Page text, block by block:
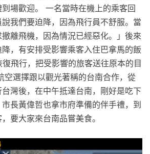
場歡迎。 一名當時在機上的乘客回
我們要迫降，因為飛行員不舒服。當
離飛機，因為情況已經惡化。」後來
，有安排受影響乘客入住巴拿馬的飯
飛行，把受影響的旅客送往原本的目
空選擇跟以觀光著稱的台南合作，從
灣後，在中午抵達台南，剛好是吃下
長黃偉哲也拿市府準備的伴手禮，到
要大家來台南品嘗美食。